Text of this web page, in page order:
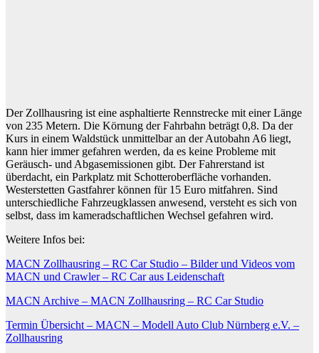
Der Zollhausring ist eine asphaltierte Rennstrecke mit einer Länge
von 235 Metern. Die Körnung der Fahrbahn beträgt 0,8. Da der
Kurs in einem Waldstück unmittelbar an der Autobahn A6 liegt,
kann hier immer gefahren werden, da es keine Probleme mit
Geräusch- und Abgasemissionen gibt. Der Fahrerstand ist
überdacht, ein Parkplatz mit Schotteroberfläche vorhanden.
Westerstetten Gastfahrer können für 15 Euro mitfahren. Sind
unterschiedliche Fahrzeugklassen anwesend, versteht es sich von
selbst, dass im kameradschaftlichen Wechsel gefahren wird.
Weitere Infos bei:
MACN Zollhausring – RC Car Studio – Bilder und Videos vom
MACN und Crawler – RC Car aus Leidenschaft
MACN Archive – MACN Zollhausring – RC Car Studio
Termin Übersicht – MACN – Modell Auto Club Nürnberg e.V. –
Zollhausring